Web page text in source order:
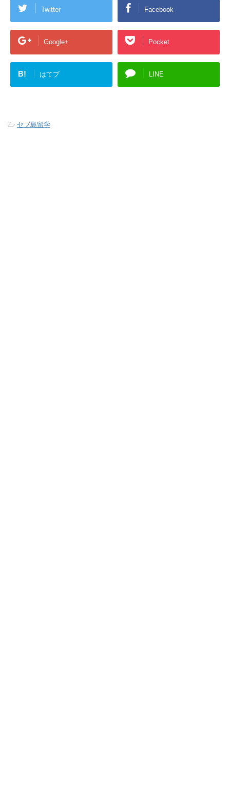
Twitter Facebook
Google+ Pocket
B! はてブ LINE
-セブ島留学